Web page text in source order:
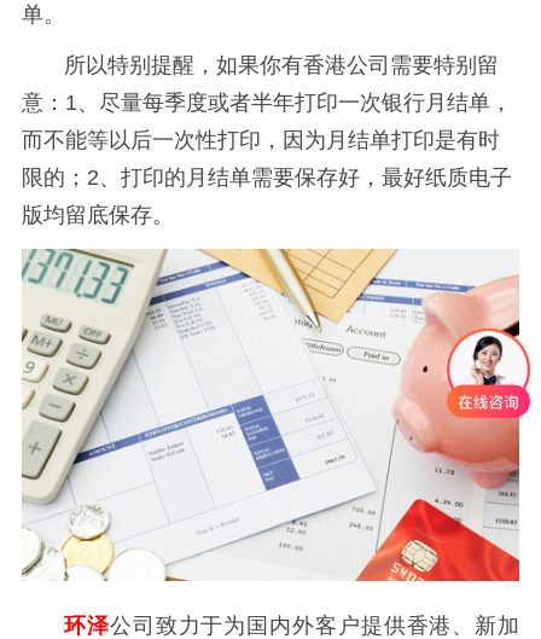
单。
所以特别提醒，如果你有香港公司需要特别留
意：1、尽量每季度或者半年打印一次银行月结单，
而不能等以后一次性打印，因为月结单打印是有时
限的；2、打印的月结单需要保存好，最好纸质电子
版均留底保存。
环泽公司致力于为国内外客户提供香港、新加